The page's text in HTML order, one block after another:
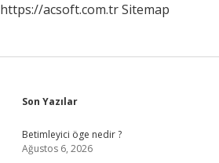
https://acsoft.com.trSitemap
Sidebar
Son Yazılar
Betimleyici öge nedir ?
Ağustos 6, 2026